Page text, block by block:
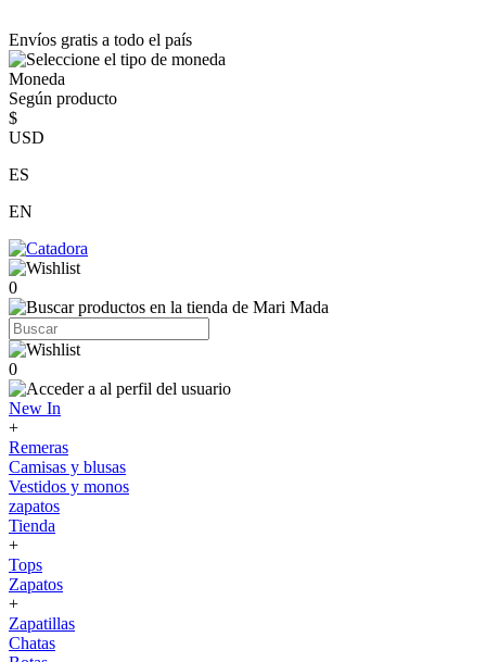
Envíos gratis a todo el país
Moneda
Según producto
$
USD
ES
EN
0
0
New In
+
Remeras
Camisas y blusas
Vestidos y monos
zapatos
Tienda
+
Tops
Zapatos
+
Zapatillas
Chatas